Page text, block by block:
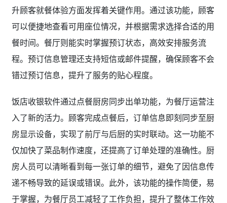
升顾客就餐体验方面发挥着关键作用。通过该功能，顾客
可以便捷地查看可用座位情况，并根据需求选择合适的用
餐时间。餐厅则能实时掌握预订状态，高效安排服务流
程。预订信息管理还支持短信或邮件提醒，确保顾客不会
错过预订信息，提升了服务的贴心程度。
饭店收银软件通过点餐厨房同步出单功能，为餐厅运营注
入了新的活力。顾客完成点餐后，订单信息即刻同步至厨
房显示设备，实现了前厅与后厨的实时联动。这一功能不
仅加快了菜品制作速度，还提高了订单处理的准确性。厨
房人员可以清晰看到每一张订单的细节，避免了因信息传
递不畅导致的延误或错误。此外，该功能的操作简便，易
于掌握，为餐厅员工减轻了工作负担，提升了整体工作效